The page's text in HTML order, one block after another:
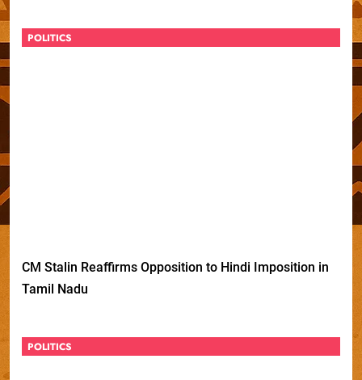
POLITICS
CM Stalin Reaffirms Opposition to Hindi Imposition in
Tamil Nadu
POLITICS